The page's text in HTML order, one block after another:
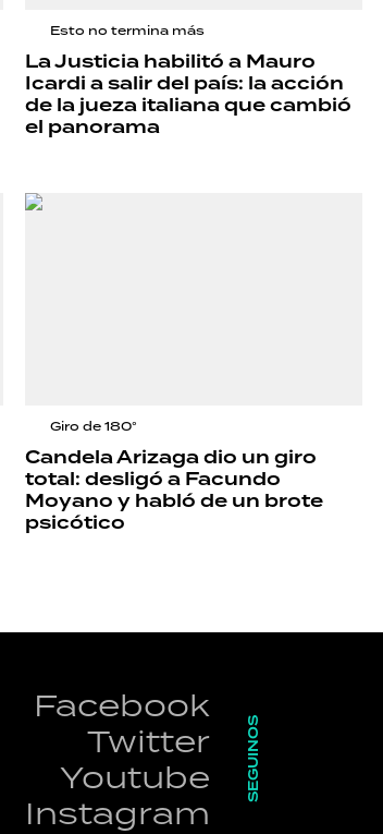
Esto no termina más
La Justicia habilitó a Mauro
Icardi a salir del país: la acción
de la jueza italiana que cambió
el panorama
Giro de 180°
Candela Arizaga dio un giro
total: desligó a Facundo
Moyano y habló de un brote
psicótico
Facebook
Twitter
Youtube
Instagram
SEGUINOS